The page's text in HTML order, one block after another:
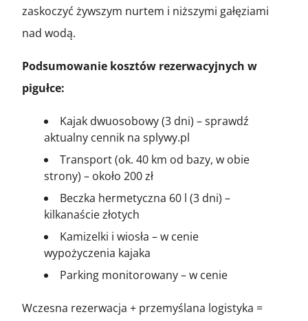
zaskoczyć żywszym nurtem i niższymi gałęziami
nad wodą.
Podsumowanie kosztów rezerwacyjnych w
pigułce:
Kajak dwuosobowy (3 dni) – sprawdź
aktualny cennik na splywy.pl
Transport (ok. 40 km od bazy, w obie
strony) – około 200 zł
Beczka hermetyczna 60 l (3 dni) –
kilkanaście złotych
Kamizelki i wiosła – w cenie
wypożyczenia kajaka
Parking monitorowany – w cenie
Wczesna rezerwacja + przemyślana logistyka =